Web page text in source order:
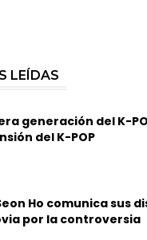
LEÍDAS
generación del K-
del K-POP
Ho comunica sus
por la controversia